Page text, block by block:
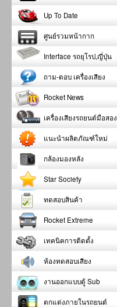
Up To Date
ศูนย์รวมหน้ากาก
Interface รถยุโรป,ญี่ปุ่น
ถาม-ตอบ เครื่องเสียง
Rocket News
เครื่องเสียงรถยนต์มือสอง
แนะนำผลิตภัณฑ์ใหม่
กล้องมองหลัง
Star Society
ทดสอบสินค้า
Rocket Extreme
เทคนิคการติดตั้ง
ห้องทดสอบเสียง
งานออกแบบตู้ Sub
ตกแต่งภายในรถยนต์